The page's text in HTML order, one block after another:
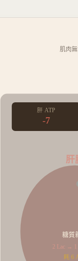
肌肉
肝
糖質
2 Lac → 1
耗 6
肝 ATP
-7